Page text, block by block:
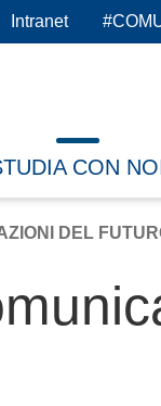
Intranet
CON
DEL